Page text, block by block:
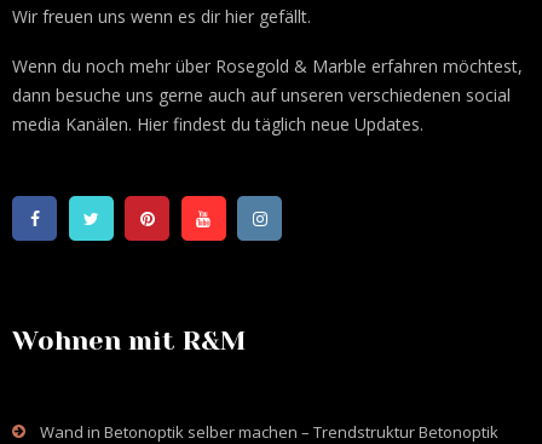
Wir freuen uns wenn es dir hier gefällt.
Wenn du noch mehr über Rosegold & Marble erfahren möchtest,
dann besuche uns gerne auch auf unseren verschiedenen social
media Kanälen. Hier findest du täglich neue Updates.
Wohnen mit R&M
Wand in Betonoptik selber machen – Trendstruktur Betonoptik